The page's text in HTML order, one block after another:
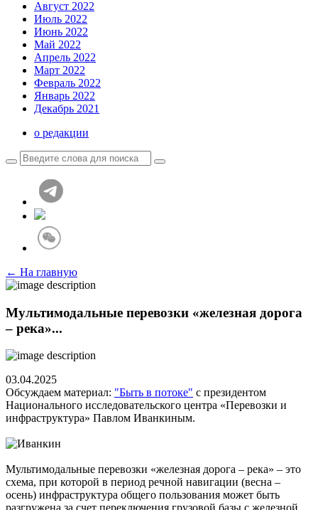
Август 2022
Июль 2022
Июнь 2022
Май 2022
Апрель 2022
Март 2022
Февраль 2022
Январь 2022
Декабрь 2021
о редакции
← На главную
Мультимодальные перевозки «железная дорога
– река»...
03.04.2025
Обсуждаем материал: "Быть в потоке" с президентом
Национального исследовательского центра «Перевозки и
инфраструктура» Павлом Иванкиным.
Мультимодальные перевозки «железная дорога – река» – это
схема, при которой в период речной навигации (весна –
осень) инфраструктура общего пользования может быть